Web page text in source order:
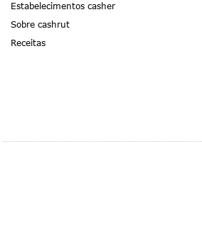
Estabelecimentos casher
Sobre cashrut
Receitas